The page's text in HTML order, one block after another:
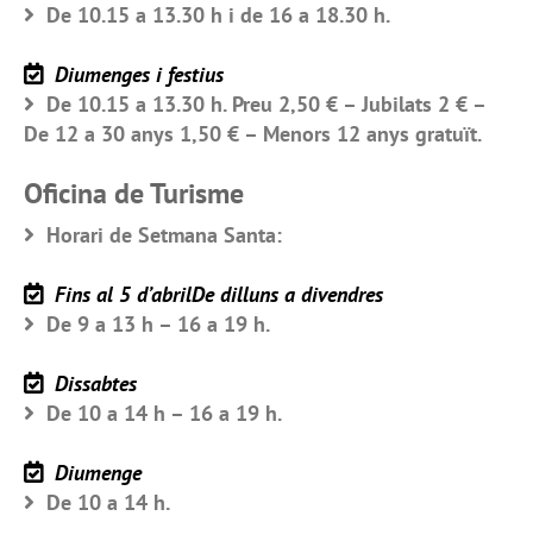
De 10.15 a 13.30 h i de 16 a 18.30 h.
Diumenges i festius
De 10.15 a 13.30 h. Preu 2,50 € – Jubilats 2 € –
De 12 a 30 anys 1,50 € – Menors 12 anys gratuït.
Oficina de Turisme
Horari de Setmana Santa:
Fins al 5 d’abrilDe dilluns a divendres
De 9 a 13 h – 16 a 19 h.
Dissabtes
De 10 a 14 h – 16 a 19 h.
Diumenge
De 10 a 14 h.